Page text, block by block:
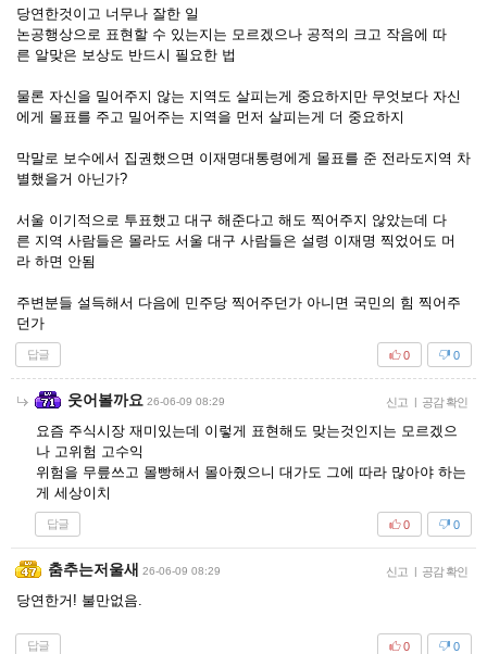
당연한것이고 너무나 잘한 일
논공행상으로 표현할 수 있는지는 모르겠으나 공적의 크고 작음에 따
른 알맞은 보상도 반드시 필요한 법
물론 자신을 밀어주지 않는 지역도 살피는게 중요하지만 무엇보다 자신
에게 몰표를 주고 밀어주는 지역을 먼저 살피는게 더 중요하지
막말로 보수에서 집권했으면 이재명대통령에게 몰표를 준 전라도지역 차
별했을거 아닌가?
서울 이기적으로 투표했고 대구 해준다고 해도 찍어주지 않았는데 다
른 지역 사람들은 몰라도 서울 대구 사람들은 설령 이재명 찍었어도 머
라 하면 안됨
주변분들 설득해서 다음에 민주당 찍어주던가 아니면 국민의 힘 찍어주
던가
답글 0
0
웃어볼까요 26-06-09 08:29 신고 | 공감 확인
요즘 주식시장 재미있는데 이렇게 표현해도 맞는것인지는 모르겠으
나 고위험 고수익
위험을 무릎쓰고 몰빵해서 몰아줬으니 대가도 그에 따라 많아야 하는
게 세상이치
답글 0
0
춤추는저울새 26-06-09 08:29 신고 | 공감 확인
당연한거! 불만없음.
답글 0
0